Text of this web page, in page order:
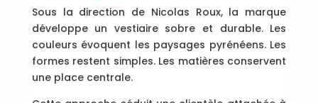
Sous la direction de Nicolas Roux, la marque
développe un vestiaire sobre et durable. Les
couleurs évoquent les paysages pyrénéens. Les
formes restent simples. Les matières conservent
une place centrale.